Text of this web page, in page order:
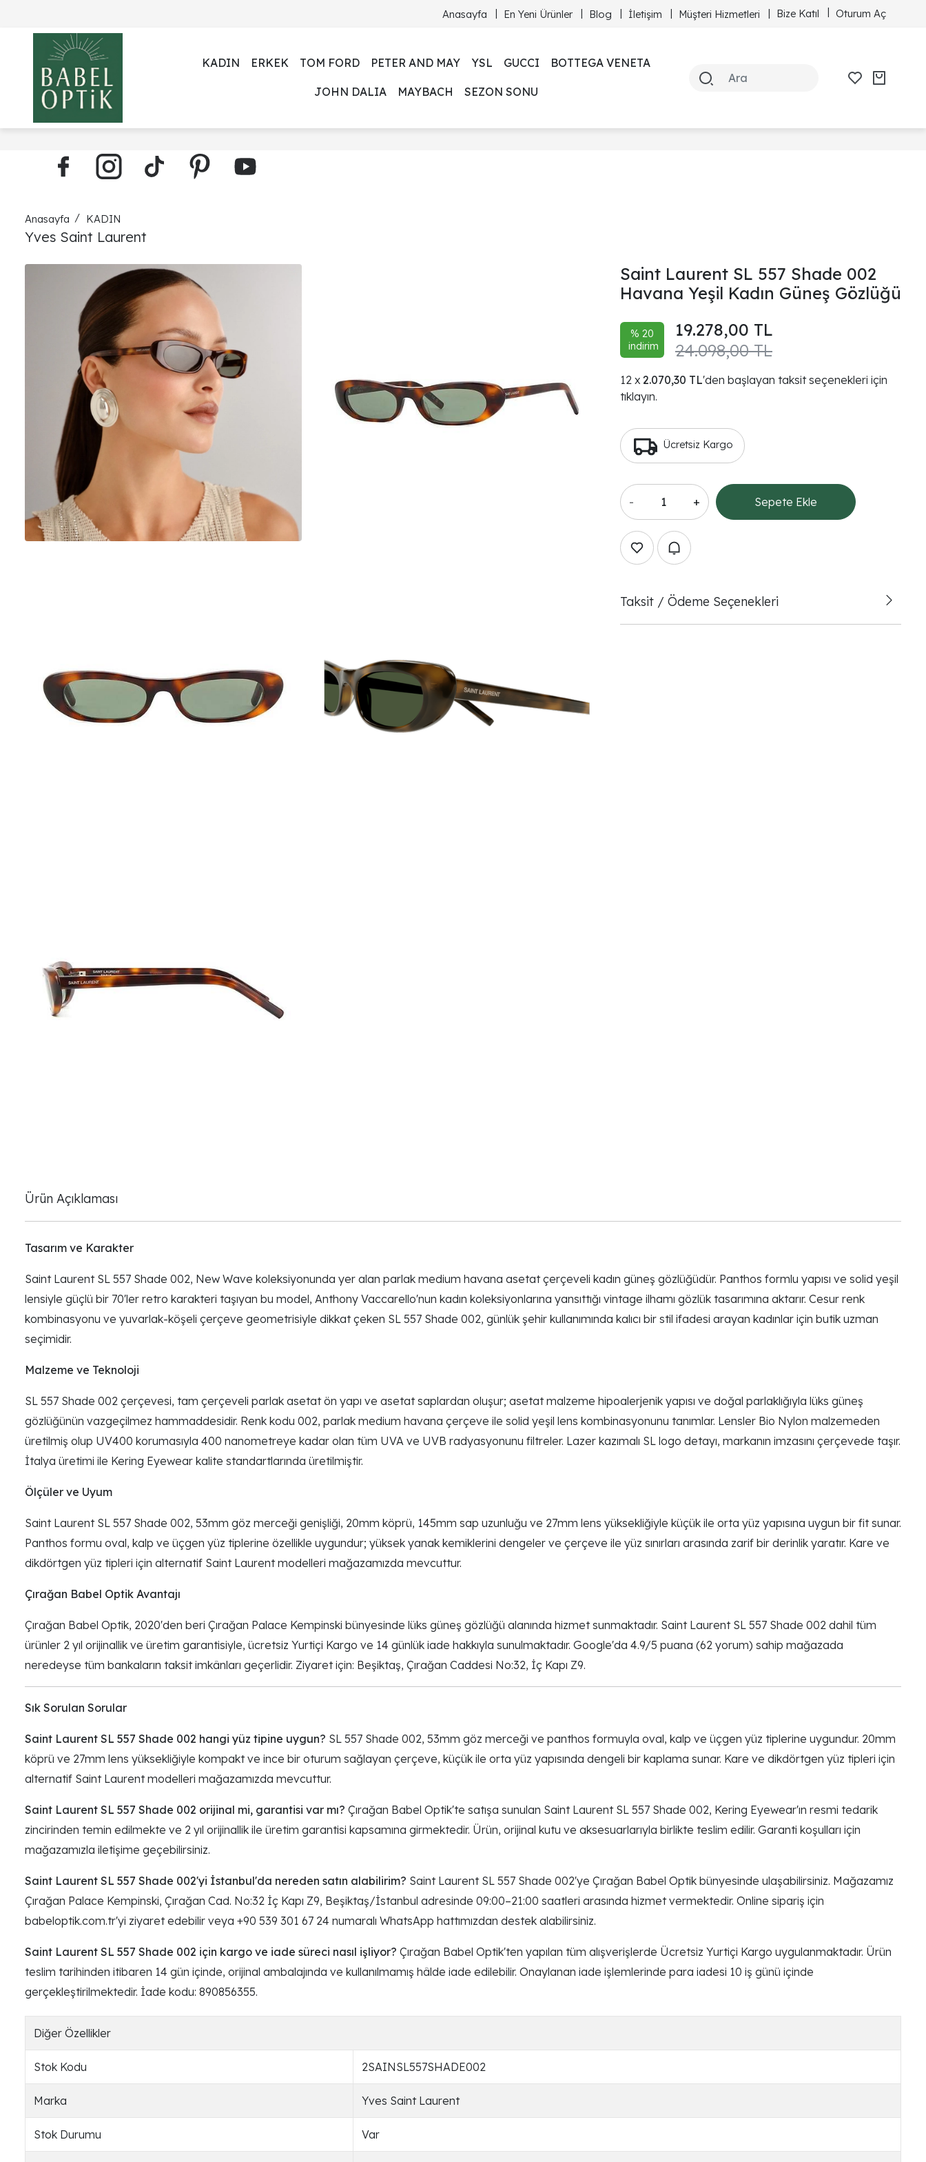
Anasayfa En Yeni Ürünler Blog İletişim Müşteri Hizmetleri Bize Katıl Oturum Aç
KADIN ERKEK TOM FORD PETER AND MAY YSL GUCCI BOTTEGA VENETA
JOHN DALIA MAYBACH SEZON SONU
Anasayfa KADIN
Yves Saint Laurent
Saint Laurent SL 557 Shade 002
Havana Yeşil Kadın Güneş Gözlüğü
% 20
indirim
24.098,00 TL
19.278,00 TL
2.070,30 TL'den başlayan taksit seçenekleri için
tıklayın.
Ücretsiz Kargo
- + Sepete Ekle
Taksit / Ödeme Seçenekleri
Ürün Açıklaması
Tasarım ve Karakter
Saint Laurent SL 557 Shade 002, New Wave koleksiyonunda yer alan parlak medium havana asetat çerçeveli kadın güneş gözlüğüdür. Panthos formlu yapısı ve solid yeşil
lensiyle güçlü bir 70'ler retro karakteri taşıyan bu model, Anthony Vaccarello'nun kadın koleksiyonlarına yansıttığı vintage ilhamı gözlük tasarımına aktarır. Cesur renk
kombinasyonu ve yuvarlak-köşeli çerçeve geometrisiyle dikkat çeken SL 557 Shade 002, günlük şehir kullanımında kalıcı bir stil ifadesi arayan kadınlar için butik uzman
seçimidir.
Malzeme ve Teknoloji
SL 557 Shade 002 çerçevesi, tam çerçeveli parlak asetat ön yapı ve asetat saplardan oluşur; asetat malzeme hipoalerjenik yapısı ve doğal parlaklığıyla lüks güneş
gözlüğünün vazgeçilmez hammaddesidir. Renk kodu 002, parlak medium havana çerçeve ile solid yeşil lens kombinasyonunu tanımlar. Lensler Bio Nylon malzemeden
üretilmiş olup UV400 korumasıyla 400 nanometreye kadar olan tüm UVA ve UVB radyasyonunu filtreler. Lazer kazımalı SL logo detayı, markanın imzasını çerçevede taşır.
İtalya üretimi ile Kering Eyewear kalite standartlarında üretilmiştir.
Ölçüler ve Uyum
Saint Laurent SL 557 Shade 002, 53mm göz merceği genişliği, 20mm köprü, 145mm sap uzunluğu ve 27mm lens yüksekliğiyle küçük ile orta yüz yapısına uygun bir fit sunar.
Panthos formu oval, kalp ve üçgen yüz tiplerine özellikle uygundur; yüksek yanak kemiklerini dengeler ve çerçeve ile yüz sınırları arasında zarif bir derinlik yaratır. Kare ve
dikdörtgen yüz tipleri için alternatif Saint Laurent modelleri mağazamızda mevcuttur.
Çırağan Babel Optik Avantajı
Çırağan Babel Optik, 2020'den beri Çırağan Palace Kempinski bünyesinde lüks güneş gözlüğü alanında hizmet sunmaktadır. Saint Laurent SL 557 Shade 002 dahil tüm
ürünler 2 yıl orijinallik ve üretim garantisiyle, ücretsiz Yurtiçi Kargo ve 14 günlük iade hakkıyla sunulmaktadır. Google'da 4.9/5 puana (62 yorum) sahip mağazada
neredeyse tüm bankaların taksit imkânları geçerlidir. Ziyaret için: Beşiktaş, Çırağan Caddesi No:32, İç Kapı Z9.
Sık Sorulan Sorular
Saint Laurent SL 557 Shade 002 hangi yüz tipine uygun? SL 557 Shade 002, 53mm göz merceği ve panthos formuyla oval, kalp ve üçgen yüz tiplerine uygundur. 20mm
köprü ve 27mm lens yüksekliğiyle kompakt ve ince bir oturum sağlayan çerçeve, küçük ile orta yüz yapısında dengeli bir kaplama sunar. Kare ve dikdörtgen yüz tipleri için
alternatif Saint Laurent modelleri mağazamızda mevcuttur.
Saint Laurent SL 557 Shade 002 orijinal mi, garantisi var mı? Çırağan Babel Optik'te satışa sunulan Saint Laurent SL 557 Shade 002, Kering Eyewear'ın resmi tedarik
zincirinden temin edilmekte ve 2 yıl orijinallik ile üretim garantisi kapsamına girmektedir. Ürün, orijinal kutu ve aksesuarlarıyla birlikte teslim edilir. Garanti koşulları için
mağazamızla iletişime geçebilirsiniz.
Saint Laurent SL 557 Shade 002'yi İstanbul'da nereden satın alabilirim? Saint Laurent SL 557 Shade 002'ye Çırağan Babel Optik bünyesinde ulaşabilirsiniz. Mağazamız
Çırağan Palace Kempinski, Çırağan Cad. No:32 İç Kapı Z9, Beşiktaş/İstanbul adresinde 09:00–21:00 saatleri arasında hizmet vermektedir. Online sipariş için
babeloptik.com.tr'yi ziyaret edebilir veya +90 539 301 67 24 numaralı WhatsApp hattımızdan destek alabilirsiniz.
Saint Laurent SL 557 Shade 002 için kargo ve iade süreci nasıl işliyor? Çırağan Babel Optik'ten yapılan tüm alışverişlerde Ücretsiz Yurtiçi Kargo uygulanmaktadır. Ürün
teslim tarihinden itibaren 14 gün içinde, orijinal ambalajında ve kullanılmamış hâlde iade edilebilir. Onaylanan iade işlemlerinde para iadesi 10 iş günü içinde
gerçekleştirilmektedir. İade kodu: 890856355.
Diğer Özellikler
Stok Kodu 2SAINSL557SHADE002
Marka Yves Saint Laurent
Stok Durumu Var